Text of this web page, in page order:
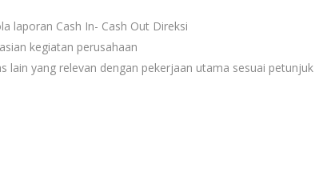
laporan Cash In- Cash Out Direksi
kegiatan perusahaan
lain yang relevan dengan pekerjaan utama sesuai petunjuk